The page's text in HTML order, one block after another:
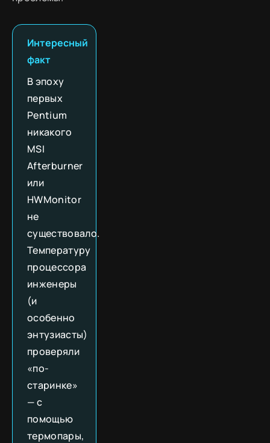
Интересный
факт
В эпоху
первых
Pentium
никакого
MSI
Afterburner
или
HWMonitor
не
существовало.
Температуру
процессора
инженеры
(и
особенно
энтузиасты)
проверяли
«по-
старинке»
— с
помощью
термопары,